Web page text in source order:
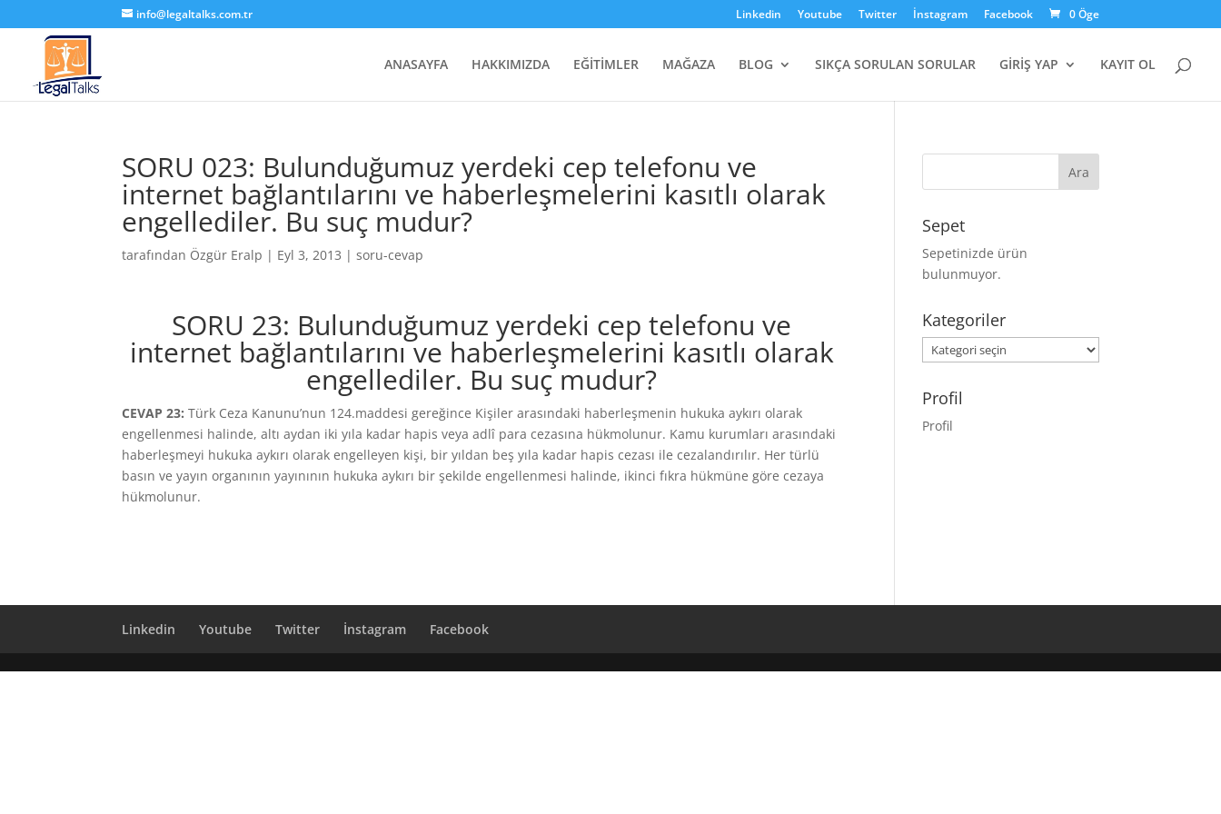
info@legaltalks.com.tr Linkedin Youtube Twitter İnstagram Facebook 0 Öge
ANASAYFA HAKKIMIZDA EĞİTİMLER MAĞAZA BLOG SIKÇA SORULAN SORULAR GİRİŞ YAP KAYIT OL
SORU 023: Bulunduğumuz yerdeki cep telefonu ve
internet bağlantılarını ve haberleşmelerini kasıtlı olarak
engellediler. Bu suç mudur?
tarafından Özgür Eralp | Eyl 3, 2013 |soru-cevap
SORU 23: Bulunduğumuz yerdeki cep telefonu ve
internet bağlantılarını ve haberleşmelerini kasıtlı olarak
engellediler. Bu suç mudur?
CEVAP 23:Türk Ceza Kanunu’nun 124.maddesi gereğince Kişiler arasındaki haberleşmenin hukuka aykırı olarak
engellenmesi halinde, altı aydan iki yıla kadar hapis veya adlî para cezasına hükmolunur. Kamu kurumları arasındaki
haberleşmeyi hukuka aykırı olarak engelleyen kişi, bir yıldan beş yıla kadar hapis cezası ile cezalandırılır. Her türlü
basın ve yayın organının yayınının hukuka aykırı bir şekilde engellenmesi halinde, ikinci fıkra hükmüne göre cezaya
hükmolunur.
Sepet
Sepetinizde ürün
bulunmuyor.
Kategoriler
Kategoriler
Profil
Profil
Linkedin Youtube Twitter İnstagram Facebook